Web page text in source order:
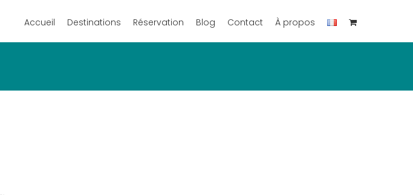
Accueil Destinations Réservation Blog Contact À propos